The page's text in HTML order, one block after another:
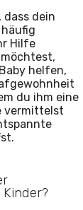
dass dein
Hilfe
helfen,
du ihm eine
vermittelst